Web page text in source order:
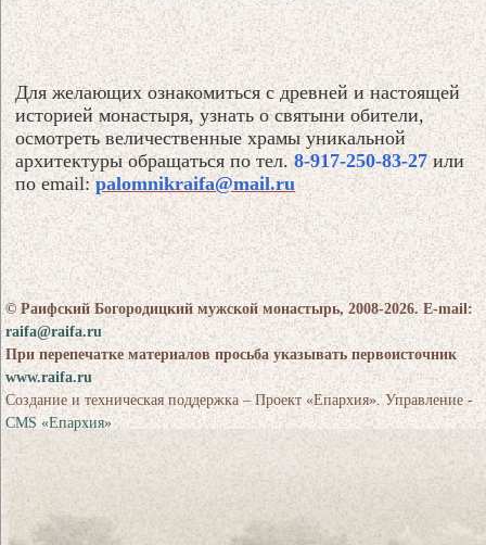
Для желающих ознакомиться с древней и настоящей
историей монастыря, узнать о святыни обители,
осмотреть величественные храмы уникальной
архитектуры обращаться по тел.8-917-250-83-27или
по email: palomnikraifa@mail.ru
© Раифский Богородицкий мужской монастырь, 2008-2026. E-mail:
raifa@raifa.ru
При перепечатке материалов просьба указывать первоисточник
www.raifa.ru
Создание и техническая поддержка – Проект «Епархия». Управление -
CMS «Епархия»